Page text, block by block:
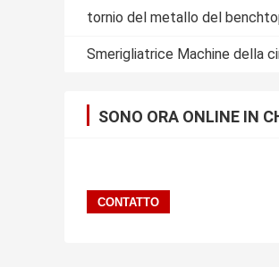
tornio del metallo del
Smerigliatrice Machine della
SONO ORA ONLINE IN